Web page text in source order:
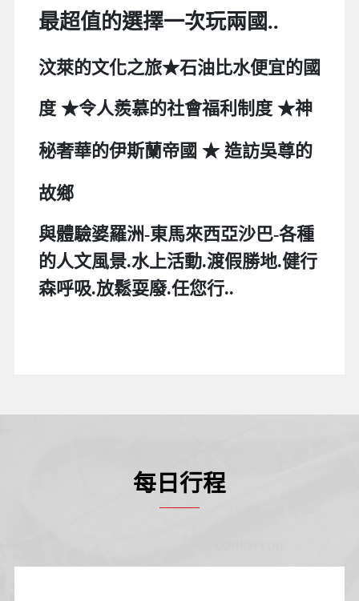
最超值的選擇一次玩兩國..
汶萊的文化之旅★石油比水便宜的國
度 ★令人羨慕的社會福利制度 ★神
秘奢華的伊斯蘭帝國 ★ 造訪吳尊的
故鄉
與體驗婆羅洲-東馬來西亞沙巴-各種
的人文風景.水上活動.渡假勝地.健行
森呼吸.放鬆耍廢.任您行..
每日行程